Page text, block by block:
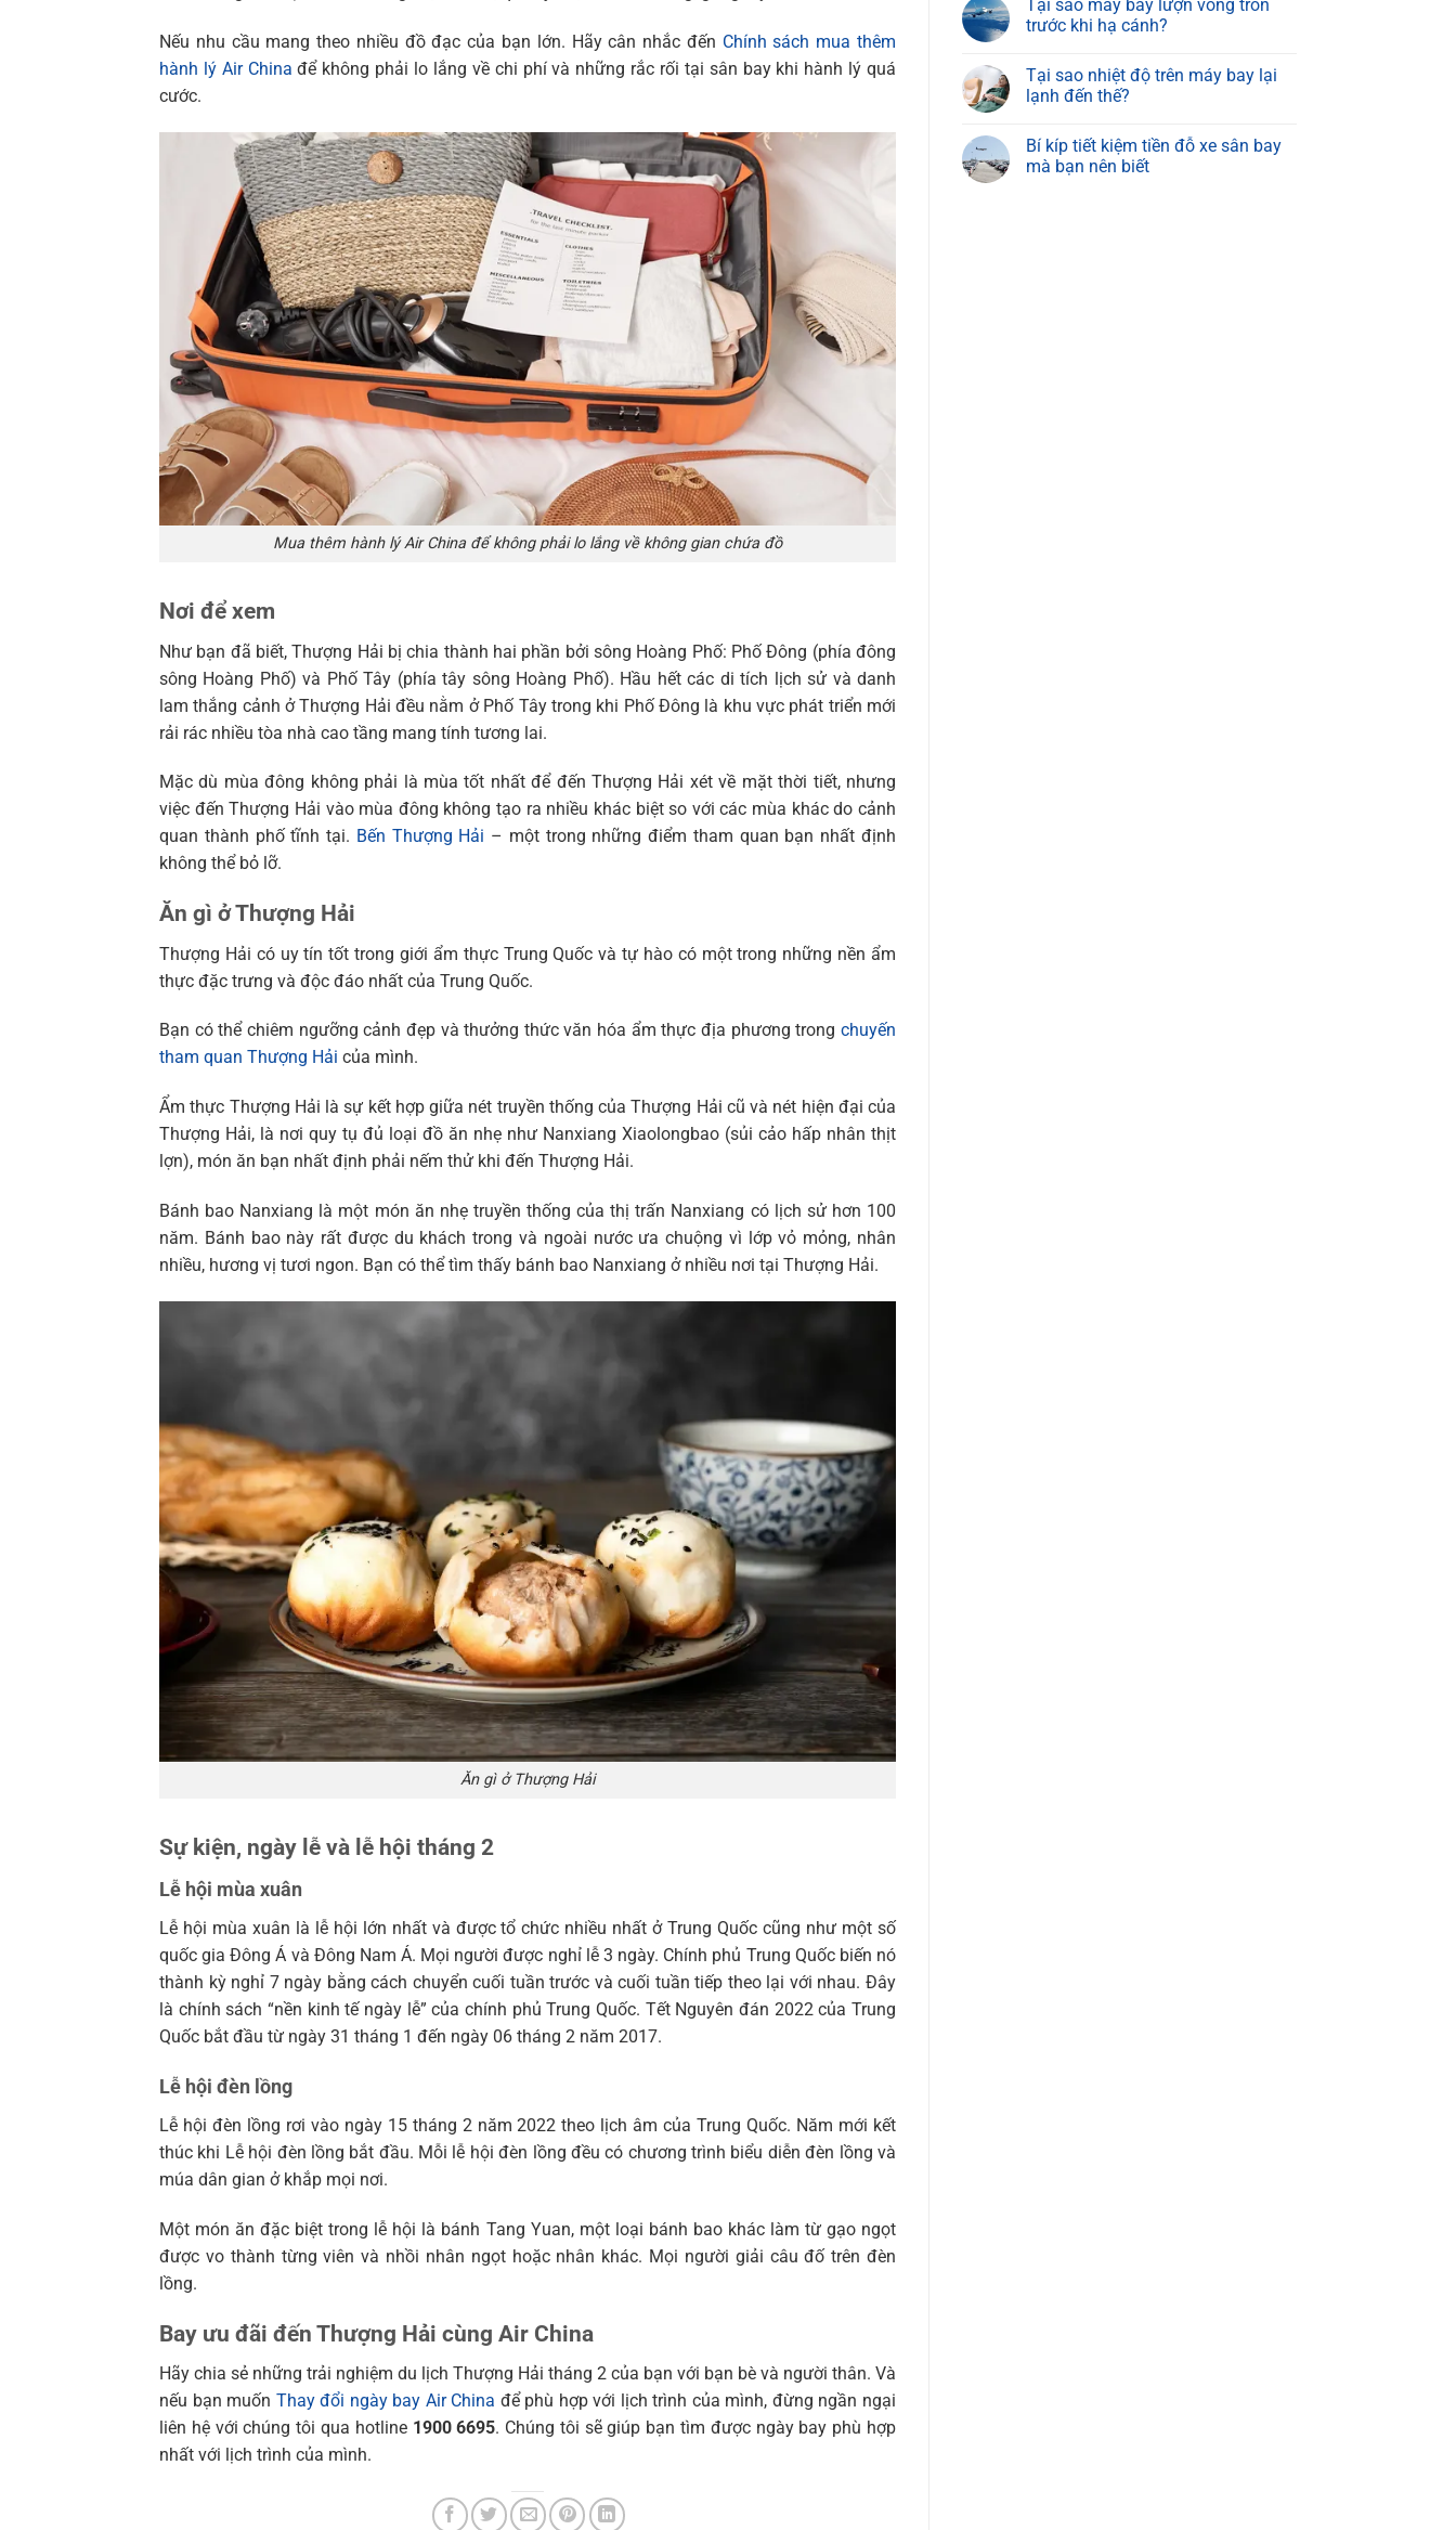
Nếu nhu cầu mang theo nhiều đồ đạc của bạn lớn. Hãy cân nhắc đến Chính sách mua thêm
hành lý Air China để không phải lo lắng về chi phí và những rắc rối tại sân bay khi hành lý quá
cước.
Mua thêm hành lý Air China để không phải lo lắng về không gian chứa đồ
Nơi để xem
Như bạn đã biết, Thượng Hải bị chia thành hai phần bởi sông Hoàng Phố: Phố Đông (phía đông
sông Hoàng Phố) và Phố Tây (phía tây sông Hoàng Phố). Hầu hết các di tích lịch sử và danh
lam thắng cảnh ở Thượng Hải đều nằm ở Phố Tây trong khi Phố Đông là khu vực phát triển mới
rải rác nhiều tòa nhà cao tầng mang tính tương lai.
Mặc dù mùa đông không phải là mùa tốt nhất để đến Thượng Hải xét về mặt thời tiết, nhưng
việc đến Thượng Hải vào mùa đông không tạo ra nhiều khác biệt so với các mùa khác do cảnh
quan thành phố tĩnh tại. Bến Thượng Hải – một trong những điểm tham quan bạn nhất định
không thể bỏ lỡ.
Ăn gì ở Thượng Hải
Thượng Hải có uy tín tốt trong giới ẩm thực Trung Quốc và tự hào có một trong những nền ẩm
thực đặc trưng và độc đáo nhất của Trung Quốc.
Bạn có thể chiêm ngưỡng cảnh đẹp và thưởng thức văn hóa ẩm thực địa phương trong chuyến
tham quan Thượng Hải của mình.
Ẩm thực Thượng Hải là sự kết hợp giữa nét truyền thống của Thượng Hải cũ và nét hiện đại của
Thượng Hải, là nơi quy tụ đủ loại đồ ăn nhẹ như Nanxiang Xiaolongbao (sủi cảo hấp nhân thịt
lợn), món ăn bạn nhất định phải nếm thử khi đến Thượng Hải.
Bánh bao Nanxiang là một món ăn nhẹ truyền thống của thị trấn Nanxiang có lịch sử hơn 100
năm. Bánh bao này rất được du khách trong và ngoài nước ưa chuộng vì lớp vỏ mỏng, nhân
nhiều, hương vị tươi ngon. Bạn có thể tìm thấy bánh bao Nanxiang ở nhiều nơi tại Thượng Hải.
Ăn gì ở Thượng Hải
Sự kiện, ngày lễ và lễ hội tháng 2
Lễ hội mùa xuân
Lễ hội mùa xuân là lễ hội lớn nhất và được tổ chức nhiều nhất ở Trung Quốc cũng như một số
quốc gia Đông Á và Đông Nam Á. Mọi người được nghỉ lễ 3 ngày. Chính phủ Trung Quốc biến nó
thành kỳ nghỉ 7 ngày bằng cách chuyển cuối tuần trước và cuối tuần tiếp theo lại với nhau. Đây
là chính sách “nền kinh tế ngày lễ” của chính phủ Trung Quốc. Tết Nguyên đán 2022 của Trung
Quốc bắt đầu từ ngày 31 tháng 1 đến ngày 06 tháng 2 năm 2017.
Lễ hội đèn lồng
Lễ hội đèn lồng rơi vào ngày 15 tháng 2 năm 2022 theo lịch âm của Trung Quốc. Năm mới kết
thúc khi Lễ hội đèn lồng bắt đầu. Mỗi lễ hội đèn lồng đều có chương trình biểu diễn đèn lồng và
múa dân gian ở khắp mọi nơi.
Một món ăn đặc biệt trong lễ hội là bánh Tang Yuan, một loại bánh bao khác làm từ gạo ngọt
được vo thành từng viên và nhồi nhân ngọt hoặc nhân khác. Mọi người giải câu đố trên đèn
lồng.
Bay ưu đãi đến Thượng Hải cùng Air China
Hãy chia sẻ những trải nghiệm du lịch Thượng Hải tháng 2 của bạn với bạn bè và người thân. Và
nếu bạn muốn Thay đổi ngày bay Air China để phù hợp với lịch trình của mình, đừng ngần ngại
liên hệ với chúng tôi qua hotline 1900 6695. Chúng tôi sẽ giúp bạn tìm được ngày bay phù hợp
nhất với lịch trình của mình.
Tại sao máy bay lượn vòng tròn
trước khi hạ cánh?
Tại sao nhiệt độ trên máy bay lại
lạnh đến thế?
Bí kíp tiết kiệm tiền đỗ xe sân bay
mà bạn nên biết